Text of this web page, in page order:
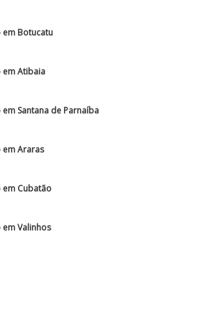
em Botucatu
em Atibaia
Santana de Parnaíba
em Araras
em Cubatão
Valinhos